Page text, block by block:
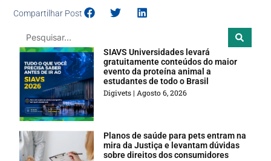
Compartilhar Post
SIAVS Universidades levará
gratuitamente conteúdos do maior
evento da proteína animal a
estudantes de todo o Brasil
Digivets Agosto 6, 2026
Planos de saúde para pets entram na
mira da Justiça e levantam dúvidas
sobre direitos dos consumidores